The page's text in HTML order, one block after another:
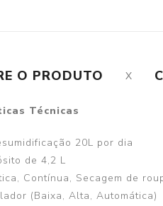
O PRODUTO
Técnicas
20L por dia
de 4,2 L
Contínua, Secagem de
(Baixa, Alta, Automática)